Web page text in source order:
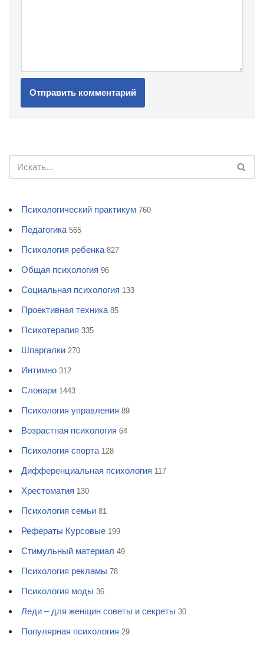
Психологический практикум 760
Педагогика 565
Психология ребенка 827
Общая психология 96
Социальная психология 133
Проективная техника 85
Психотерапия 335
Шпаргалки 270
Интимно 312
Словари 1443
Психология управления 89
Возрастная психология 64
Психология спорта 128
Дифференциальная психология 117
Хрестоматия 130
Психология семьи 81
Рефераты Курсовые 199
Стимульный материал 49
Психология рекламы 78
Психология моды 36
Леди – для женщин советы и секреты 30
Популярная психология 29